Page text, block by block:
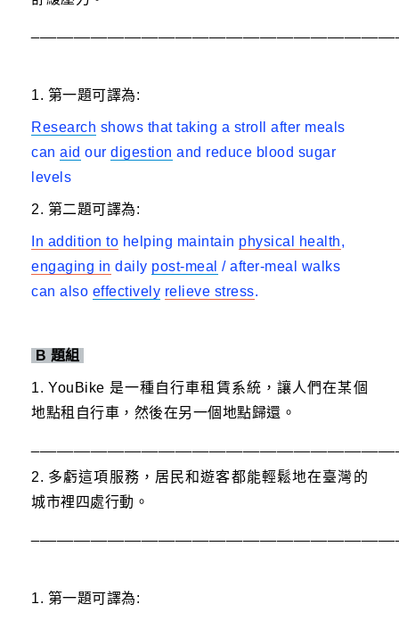
1. 第一題可譯為:
Research shows that taking a stroll after meals
can aid our digestion and reduce blood sugar
levels
2. 第二題可譯為:
In addition to helping maintain physical health,
engaging in daily post-meal / after-meal walks
can also effectively relieve stress.
B 題組
1. YouBike 是一種自行車租賃系統，讓人們在某個
地點租自行車，然後在另一個地點歸還。
2. 多虧這項服務，居民和遊客都能輕鬆地在臺灣的
城市裡四處行動。
1. 第一題可譯為: